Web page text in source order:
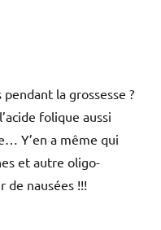
la grossesse ?
folique aussi
Y’en a même qui
et autre oligo-
de nausées !!!